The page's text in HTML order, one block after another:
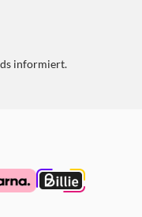
informiert.